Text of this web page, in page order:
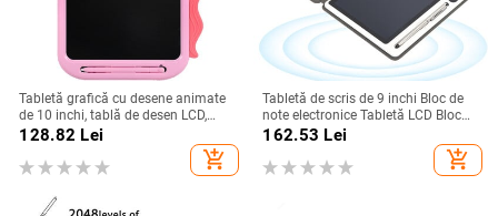
Tabletă grafică cu desene animate
de 10 inchi, tablă de desen LCD,
bloc electronic de scris monocolor
128.82 Lei
add_shopping_cart
Tabletă de scris de 9 inchi Bloc de
note electronice Tabletă LCD Bloc
de desen Material de afaceri
Instrument de pictură manuală
162.53 Lei
add_shopping_cart